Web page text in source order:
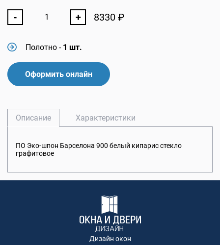
- + 8330 ₽
Полотно - 1 шт.
Оформить онлайн
Описание Характеристики
ПО Эко-шпон Барселона 900 белый кипарис стекло
графитовое
Дизайн окон